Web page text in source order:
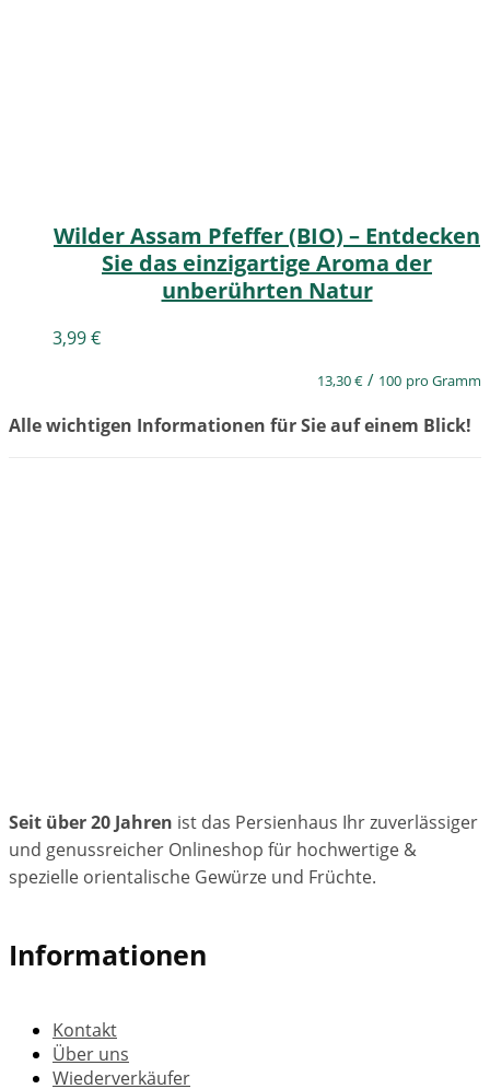
Wilder Assam Pfeffer (BIO) – Entdecken
Sie das einzigartige Aroma der
unberührten Natur
3,99€
13,30€ / 100 pro Gramm
Alle wichtigen Informationen für Sie auf einem Blick!
Seit über 20 Jahren ist das Persienhaus Ihr zuverlässiger
und genussreicher Onlineshop für hochwertige &
spezielle orientalische Gewürze und Früchte.
Informationen
Kontakt
Über uns
Wiederverkäufer